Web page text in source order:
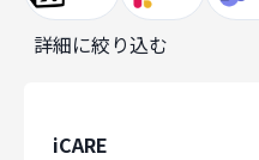
詳細に絞り込む
iCARE